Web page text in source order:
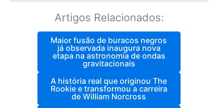
Artigos Relacionados:
Maior fusão de buracos negros
já observada inaugura nova
etapa na astronomia de ondas
gravitacionais
A história real que originou The
Rookie e transformou a carreira
de William Norcross